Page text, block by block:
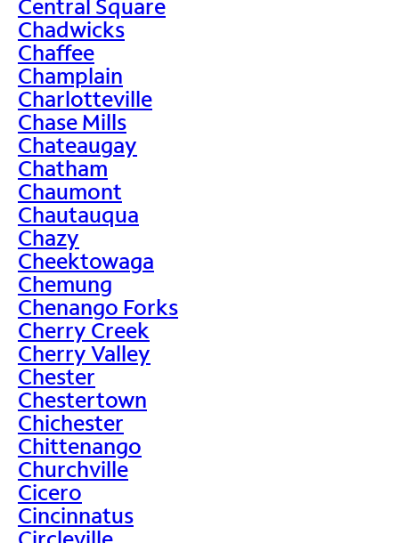
Central Square
Chadwicks
Chaffee
Champlain
Charlotteville
Chase Mills
Chateaugay
Chatham
Chaumont
Chautauqua
Chazy
Cheektowaga
Chemung
Chenango Forks
Cherry Creek
Cherry Valley
Chester
Chestertown
Chichester
Chittenango
Churchville
Cicero
Cincinnatus